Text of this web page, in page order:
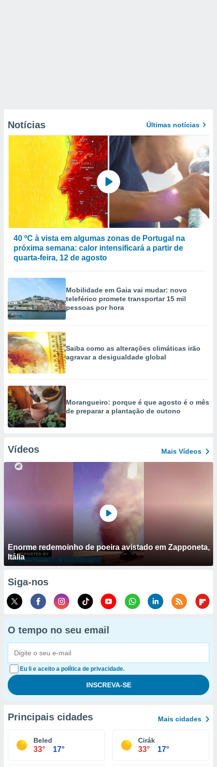
Notícias Últimas notícias
40 ºC à vista em algumas zonas de Portugal na
próxima semana: calor intensificará a partir de
quarta-feira, 12 de agosto
Mobilidade em Gaia vai mudar: novo
teleférico promete transportar 15 mil
pessoas por hora
Saiba como as alterações climáticas irão
agravar a desigualdade global
Morangueiro: porque é que agosto é o mês
de preparar a plantação de outono
Vídeos Mais Vídeos
Enorme redemoinho de poeira avistado em Zapponeta,
Itália
Siga-nos
O tempo no seu email
Eu li e aceito a política de privacidade.
Principais cidades Mais cidades
Beled
33° 17°
Cirák
33° 17°